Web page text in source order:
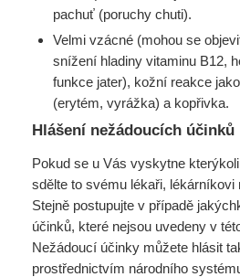
pachuť (poruchy chuti).
Velmi vzácné (mohou se
snížení hladiny vitaminu B12,
funkce jater), kožní reakce
(erytém, vyrážka) a kopřivka.
Hlášení nežádoucích účinků
Pokud se u Vás vyskytne
sdělte to svému lékaři, lékárníkovi
Stejně postupujte v případě
účinků, které nejsou uvedeny v
Nežádoucí účinky můžete hlásit
prostřednictvím národního